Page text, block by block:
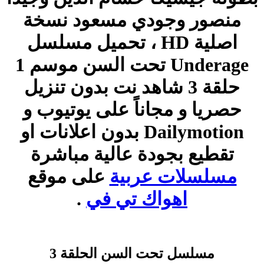
منصور وجودي مسعود نسخة
اصلية HD ، تحميل مسلسل
Underage تحت السن موسم 1
حلقة 3 شاهد نت بدون تنزيل
حصريا و مجاناً على يوتيوب و
Dailymotion بدون اعلانات او
تقطيع بجودة عالية مباشرة
مسلسلات عربية على موقع
اهواك تي في .
مسلسل تحت السن الحلقة 3